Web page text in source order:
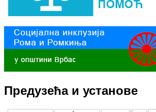
Предузећа и установе